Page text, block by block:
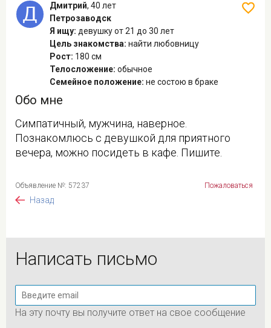
Дмитрий, 40 лет
Петрозаводск
Я ищу: девушкуот 21 до 30 лет
Цель знакомства: найти любовницу
Рост: 180 см
Телосложение: обычное
Семейное положение: не состою в браке
Обо мне
Симпатичный, мужчина, наверное.
Познакомлюсь с девушкой для приятного
вечера, можно посидеть в кафе. Пишите.
Объявление №: 57237 Пожаловаться
Назад
Написать письмо
На эту почту вы получите ответ на свое сообщение